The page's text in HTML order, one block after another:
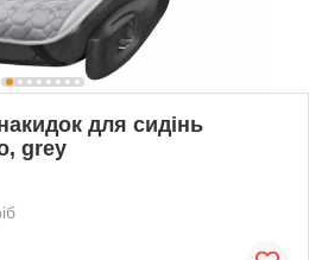
для сидінь
grey